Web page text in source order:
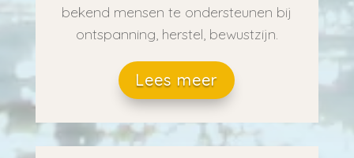
bekend mensen te ondersteunen bij
ontspanning, herstel, bewustzijn.
Lees meer